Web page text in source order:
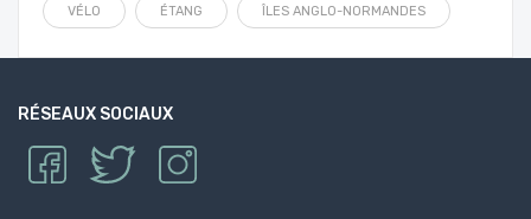
VÉLO ÉTANG ÎLES ANGLO-NORMANDES
RÉSEAUX SOCIAUX